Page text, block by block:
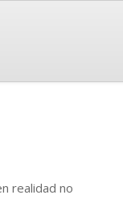
realidad no